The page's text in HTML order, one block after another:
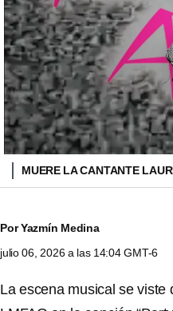
MUERE LA CANTANTE
PorYazmín Medina
julio 06, 2026 a las 14:04 GMT-6
La escena musical se viste